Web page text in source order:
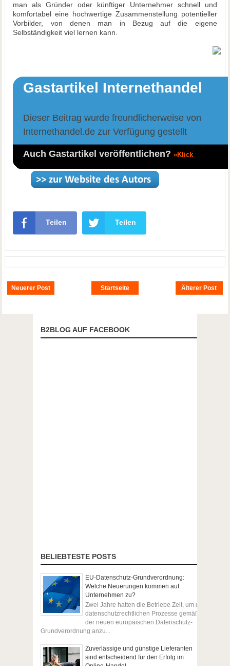
man als Gründer oder künftiger Unternehmer schnell und
komfortabel eine hochwertige Zusammenstellung potentieller
Vorbilder, von denen man in Bezug auf die eigene
Selbständigkeit viel lernen kann.
Gastartikel Internethandel
Dieser Beitrag wurde freundlicherweise von
Internethandel.de zur Verfügung gestellt
Auch Gastartikel veröffentlichen?»Klick
Teilen Teilen
Neuerer Post Älterer Post
Startseite
B2BLOG AUF FACEBOOK
BELIEBTESTE POSTS
EU-Datenschutz-Grundverordnung:
Welche Neuerungen kommen auf
Unternehmen zu?
Zwei Jahre hatten die Betriebe Zeit, um die
datenschutzrechtlichen Prozesse gemäß
der neuen europäischen Datenschutz-
Grundverordnung anzu...
Zuverlässige und günstige Lieferanten
sind entscheidend für den Erfolg im